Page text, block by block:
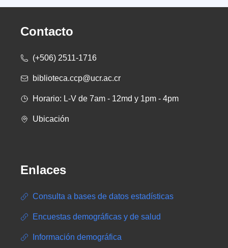
Contacto
(+506) 2511-1716
biblioteca.ccp@ucr.ac.cr
Horario: L-V de 7am - 12md y 1pm - 4pm
Ubicación
Enlaces
Consulta a bases de datos estadísticas
Encuestas demográficas y de salud
Información demográfica